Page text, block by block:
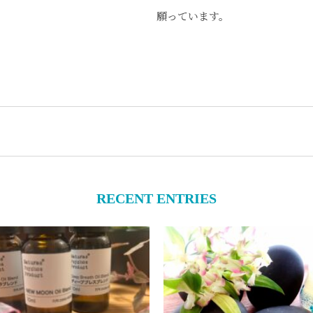
願っています。
RECENT ENTRIES